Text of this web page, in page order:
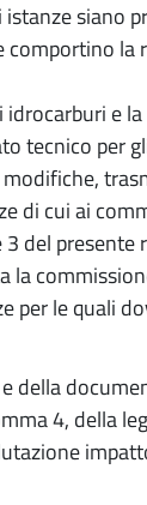
siano
la
e
tecnico per
modifiche,
di cui ai
del presente
la
per le quali
della
4, della